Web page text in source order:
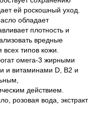
ей роскошный уход.
обладает
плотность и
вредные
типов кожи.
омега-3 жирными
и витаминами D, B2 и
действием.
розовая вода, экстракт